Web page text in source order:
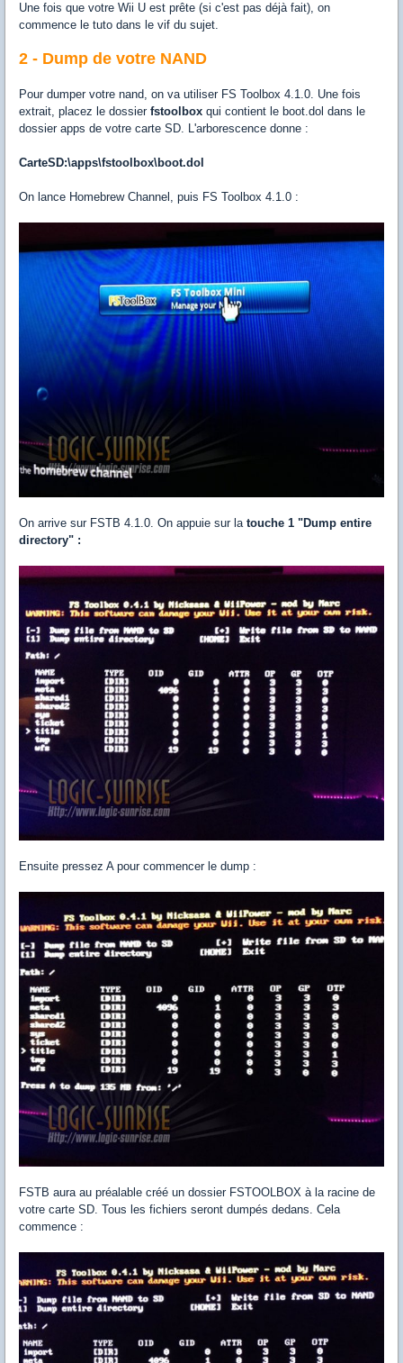
Une fois que votre Wii U est prête (si c'est pas déjà fait), on
commence le tuto dans le vif du sujet.
2 - Dump de votre NAND
Pour dumper votre nand, on va utiliser FS Toolbox 4.1.0. Une fois
extrait, placez le dossier fstoolbox qui contient le boot.dol dans le
dossier apps de votre carte SD. L'arborescence donne :
CarteSD:\apps\fstoolbox\boot.dol
On lance Homebrew Channel, puis FS Toolbox 4.1.0 :
On arrive sur FSTB 4.1.0. On appuie sur la touche 1 "Dump entire
directory" :
Ensuite pressez A pour commencer le dump :
FSTB aura au préalable créé un dossier FSTOOLBOX à la racine de
votre carte SD. Tous les fichiers seront dumpés dedans. Cela
commence :